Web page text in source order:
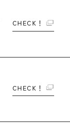
CHECK！
CHECK！